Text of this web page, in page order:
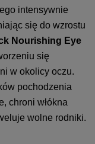
intensywnie
się do wzrostu
Nourishing Eye
się
w okolicy oczu.
pochodzenia
chroni włókna
wolne rodniki.